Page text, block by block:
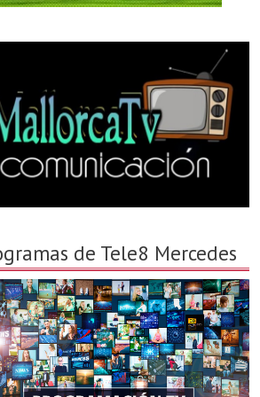
de Tele8 Mercedes